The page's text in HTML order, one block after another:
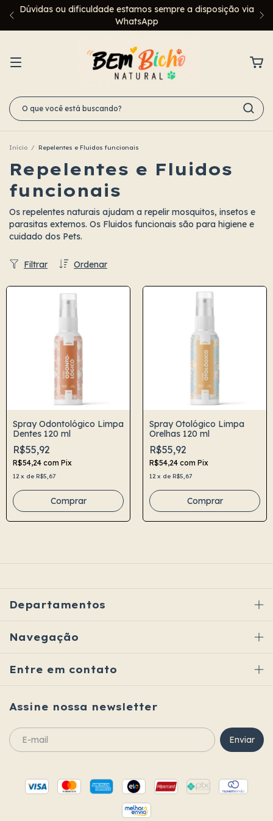
Dúvidas ou dificuldade estamos sempre a disposição via
WhatsApp
Início / Repelentes e Fluidos funcionais
Repelentes e Fluidos
funcionais
Os repelentes naturais ajudam a repelir mosquitos, insetos e
parasitas externos. Os Fluidos funcionais são para higiene e
cuidado dos Pets.
Ordenar
Filtrar
Spray Odontológico Limpa
Dentes 120 ml
R$55,92
R$54,24 com Pix
12 x de R$5,67
Spray Otológico Limpa
Orelhas 120 ml
R$55,92
R$54,24 com Pix
12 x de R$5,67
Departamentos
Navegação
Entre em contato
Assine nossa newsletter